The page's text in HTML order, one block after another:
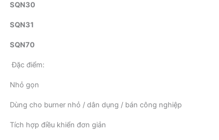
SQN30
SQN31
SQN70
Đặc điểm:
Nhỏ gọn
Dùng cho burner nhỏ / dân dụng / bán công nghiệp
Tích hợp điều khiển đơn giản